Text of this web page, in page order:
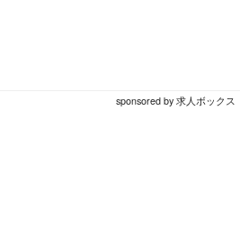
sponsored by 求人ボックス